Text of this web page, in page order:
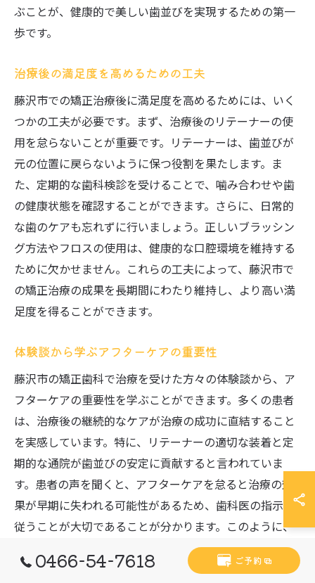
ぶことが、健康的で美しい歯並びを実現するための第一
歩です。
治療後の満足度を高めるための工夫
藤沢市での矯正治療後に満足度を高めるためには、いく
つかの工夫が必要です。まず、治療後のリテーナーの使
用を怠らないことが重要です。リテーナーは、歯並びが
元の位置に戻らないように保つ役割を果たします。ま
た、定期的な歯科検診を受けることで、噛み合わせや歯
の健康状態を確認することができます。さらに、日常的
な歯のケアも忘れずに行いましょう。正しいブラッシン
グ方法やフロスの使用は、健康的な口腔環境を維持する
ために欠かせません。これらの工夫によって、藤沢市で
の矯正治療の成果を長期間にわたり維持し、より高い満
足度を得ることができます。
体験談から学ぶアフターケアの重要性
藤沢市の矯正歯科で治療を受けた方々の体験談から、ア
フターケアの重要性を学ぶことができます。多くの患者
は、治療後の継続的なケアが治療の成功に直結すること
を実感しています。特に、リテーナーの適切な装着と定
期的な通院が歯並びの安定に貢献すると言われていま
す。患者の声を聞くと、アフターケアを怠ると治療の効
果が早期に失われる可能性があるため、歯科医の指示に
従うことが大切であることが分かります。このように、
実際の体験談を参考にすることで、矯正治療後のケアの
重要性を理解し、より良い治療結果を得るための指針と
0466-54-7618 ご予約